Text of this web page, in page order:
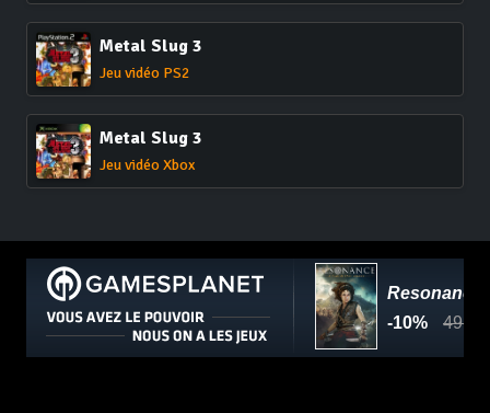
Metal Slug 3
Jeu vidéo PS2
Metal Slug 3
Jeu vidéo Xbox